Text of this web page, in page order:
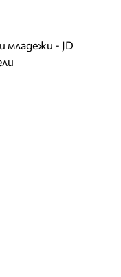
младежи - JD